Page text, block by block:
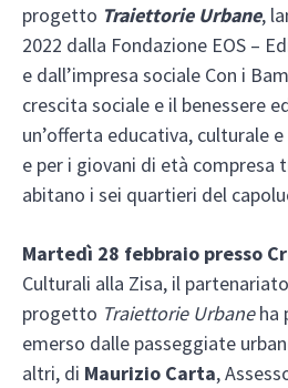
progetto Traiettorie Urbane,
2022 dalla Fondazione EOS –
e dall’impresa sociale Con i
crescita sociale e il benessere
un’offerta educativa, culturale
e per i giovani di età compresa
abitano i sei quartieri del
Martedì 28 febbraio presso
Culturali alla Zisa, il
progetto Traiettorie Urbaneha
emerso dalle passeggiate
altri, di Maurizio Carta,